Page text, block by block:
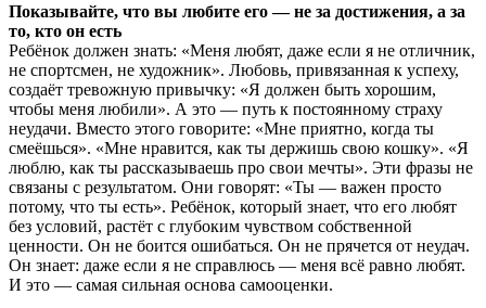
Показывайте, что вы любите его — не за достижения, а за
то, кто он есть
Ребёнок должен знать: «Меня любят, даже если я не отличник,
не спортсмен, не художник». Любовь, привязанная к успеху,
создаёт тревожную привычку: «Я должен быть хорошим,
чтобы меня любили». А это — путь к постоянному страху
неудачи. Вместо этого говорите: «Мне приятно, когда ты
смеёшься». «Мне нравится, как ты держишь свою кошку». «Я
люблю, как ты рассказываешь про свои мечты». Эти фразы не
связаны с результатом. Они говорят: «Ты — важен просто
потому, что ты есть». Ребёнок, который знает, что его любят
без условий, растёт с глубоким чувством собственной
ценности. Он не боится ошибаться. Он не прячется от неудач.
Он знает: даже если я не справлюсь — меня всё равно любят.
И это — самая сильная основа самооценки.